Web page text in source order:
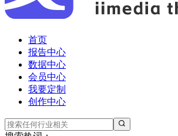
首页
报告中心
数据中心
会员中心
我要定制
创作中心